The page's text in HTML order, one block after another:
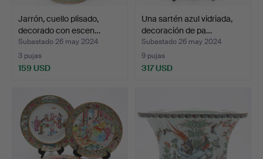
Jarrón, cuello plisado,
decorado con escen…
Subastado 26 may 2024
3 pujas
159 USD
Una sartén azul vidriada,
decoración de pa…
Subastado 26 may 2024
9 pujas
317 USD